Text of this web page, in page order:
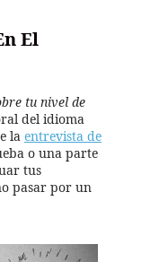
El
tu nivel de
del idioma
la entrevista de
o una parte
tus
pasar por un